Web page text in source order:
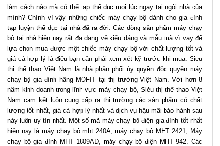
làm cách nào mà có thể tạp thể dục mọi lúc ngay tại ngôi nhà của
mình? Chính vì vậy những chiếc máy chạy bộ dành cho gia đình
tạp luyện thể dục tại nhà đã ra đời. Các dòng sản phẩm máy chạy
bộ tại nhà hiện nay rất đa dạng về kiểu dáng và mẫu mã vì vạy để
lựa chọn mua được một chiếc máy chạy bộ với chất lượng tốt và
giá cả hợp lý là điều bạn cần phải xem xét kỹ trước khi mua. Sieu
thị thể thao Việt Nam là nhà phân phối ủy quyền độc quyền máy
chạy bộ gia đình hãng MOFIT tại thị trường Việt Nam. Với hơn 8
năm kinh doanh trong lĩnh vực máy chạy bộ, Siêu thị thể thao Việt
Nam cam kết luôn cung cấp ra thị trường các sản phẩm có chất
lượng tốt nhất, giá cả hợp lý nhất và dịch vụ hậu mãi bảo hành sau
này luôn uy tín nhất. Một số mã máy chạy bộ điện gia đình tốt nhất
hiện nay là máy chạy bộ mht 240A, máy chạy bộ MHT 2421, Máy
chạy bộ gia đình MHT 1809AD, máy chạy bộ điện MHT 942. Các